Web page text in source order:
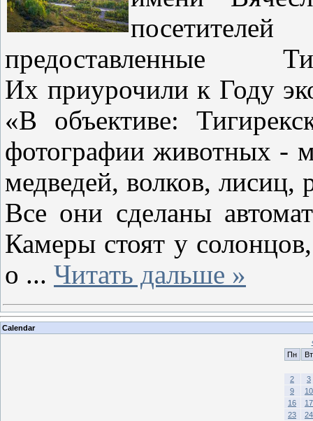
предоставленные
Их приурочили к Году
«В объективе:
фотографии животных -
медведей, волков, лисиц,
Все они сделаны
Камеры стоят у
о ... Читать дальше »
Calendar
Пн
Вт
2
3
9
10
16
17
23
24